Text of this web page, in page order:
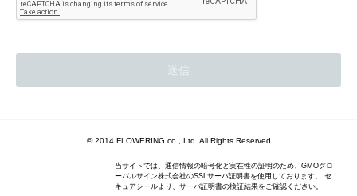
© 2014 FLOWERING co., Ltd. All Rights Reserved
当サイトでは、通信情報の暗号化と実在性の証明のため、GMOグロ
ーバルサイン株式会社のSSLサーバ証明書を使用しております。 セ
キュアシールより、サーバ証明書の検証結果をご確認ください。